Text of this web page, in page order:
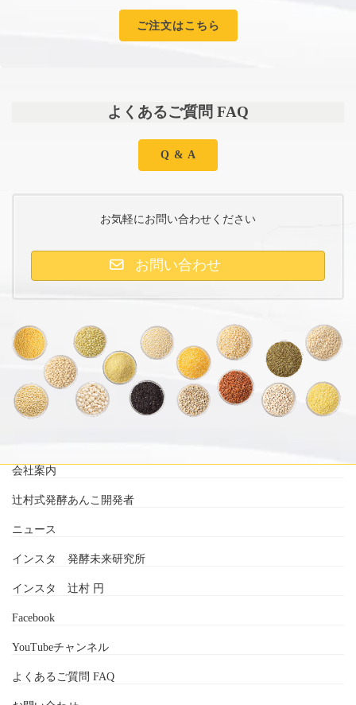
ご注文はこちら
よくあるご質問 FAQ
Q & A
お気軽にお問い合わせください
お問い合わせ
会社案内
辻村式発酵あんこ開発者
ニュース
インスタ 発酵未来研究所
インスタ 辻村 円
Facebook
YouTubeチャンネル
よくあるご質問 FAQ